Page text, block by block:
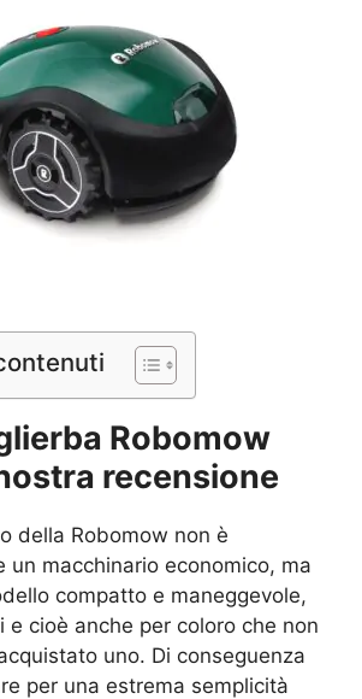
Robomow
recensione
della Robomow non è
un macchinario economico, ma
compatto e maneggevole,
cioè anche per coloro che non
uno. Di conseguenza
per una estrema semplicità